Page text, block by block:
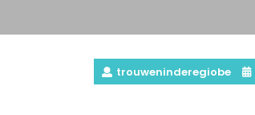
trouweninderegiobe